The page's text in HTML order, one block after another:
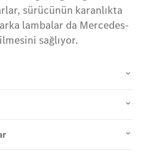
sürücünün karanlıkta
lambalar da Mercedes-
sağlıyor.